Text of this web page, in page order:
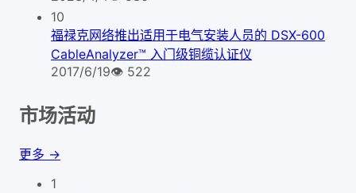
10
福禄克网络推出适用于电气安装人员的 DSX-600
CableAnalyzer™ 入门级铜缆认证仪
2017/6/19👁 522
市场活动
更多 →
1